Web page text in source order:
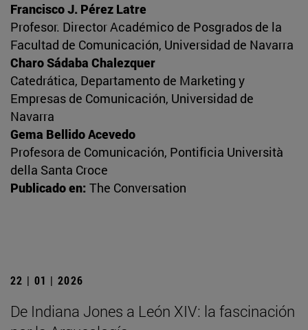
Francisco J. Pérez Latre
Profesor. Director Académico de Posgrados de la
Facultad de Comunicación, Universidad de Navarra
Charo Sádaba Chalezquer
Catedrática, Departamento de Marketing y
Empresas de Comunicación, Universidad de
Navarra
Gema Bellido Acevedo
Profesora de Comunicación, Pontificia Università
della Santa Croce
Publicado en: The Conversation
22 | 01 | 2026
De Indiana Jones a León XIV: la fascinación